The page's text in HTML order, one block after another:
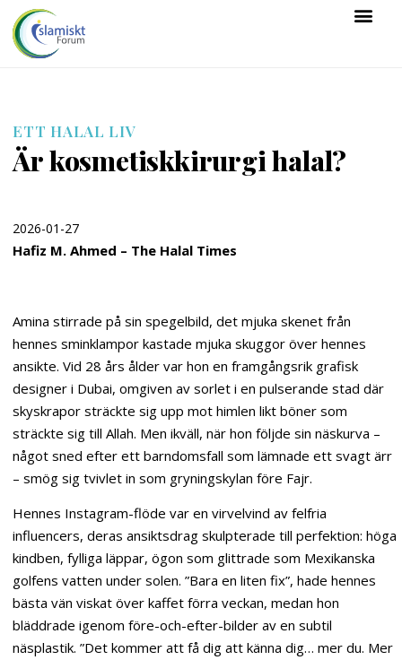
ETT HALAL LIV
Är kosmetiskkirurgi halal?
2026-01-27
Hafiz M. Ahmed – The Halal Times
Amina stirrade på sin spegelbild, det mjuka skenet från
hennes sminklampor kastade mjuka skuggor över hennes
ansikte. Vid 28 års ålder var hon en framgångsrik grafisk
designer i Dubai, omgiven av sorlet i en pulserande stad där
skyskrapor sträckte sig upp mot himlen likt böner som
sträckte sig till Allah. Men ikväll, när hon följde sin näskurva –
något sned efter ett barndomsfall som lämnade ett svagt ärr
– smög sig tvivlet in som gryningskylan före Fajr.
Hennes Instagram-flöde var en virvelvind av felfria
influencers, deras ansiktsdrag skulpterade till perfektion: höga
kindben, fylliga läppar, ögon som glittrade som Mexikanska
golfens vatten under solen. ”Bara en liten fix”, hade hennes
bästa vän viskat över kaffet förra veckan, medan hon
bläddrade igenom före-och-efter-bilder av en subtil
näsplastik. ”Det kommer att få dig att känna dig… mer du. Mer